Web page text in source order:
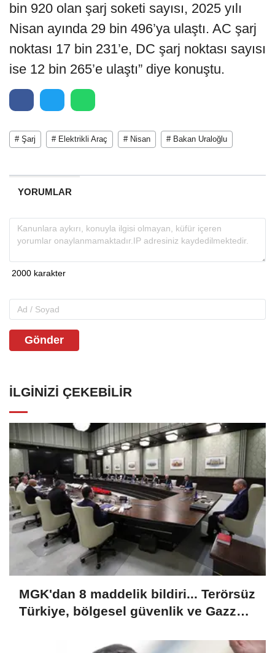
bin 920 olan şarj soketi sayısı, 2025 yılı
Nisan ayında 29 bin 496’ya ulaştı. AC şarj
noktası 17 bin 231’e, DC şarj noktası sayısı
ise 12 bin 265’e ulaştı” diye konuştu.
# Şarj # Elektrikli Araç # Nisan # Bakan Uraloğlu
YORUMLAR
Gönder
İLGINIZI ÇEKEBILIR
MGK'dan 8 maddelik bildiri... Terörsüz
Türkiye, bölgesel güvenlik ve Gazze